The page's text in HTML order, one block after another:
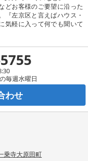
どお客様のご要望に沿った
『左京区と言えばハウス・
気軽に入って何でも聞いて
毎週水曜日
わせ
乗寺大原田町